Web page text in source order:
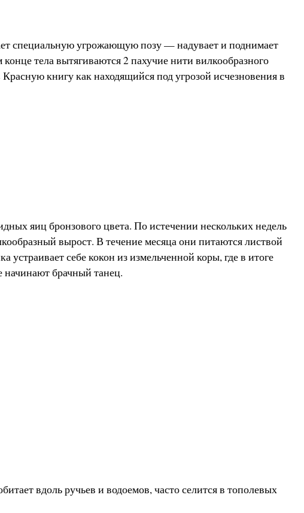
специальную угрожающую позу — надувает и поднимает
тела вытягиваются 2 пахучие нити вилкообразного
книгу как находящийся под угрозой исчезновения в
яиц бронзового цвета. По истечении нескольких недель
вырост. В течение месяца они питаются листвой
себе кокон из измельченной коры, где в итоге
начинают брачный танец.
вдоль ручьев и водоемов, часто селится в тополевых